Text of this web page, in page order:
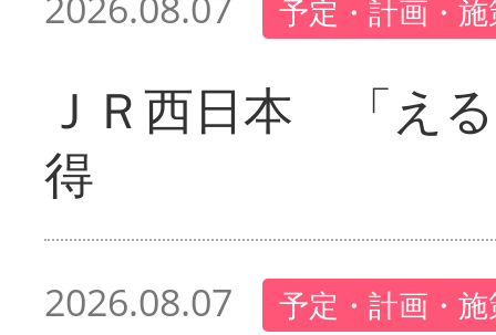
予定・計画・
ＪＲ西日本 「え
得
2026.08.07 予定・計画・